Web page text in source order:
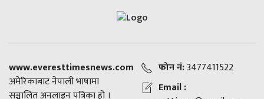
www.everesttimesnews.com
अमेरिकाबाट नेपाली भाषामा
सञ्चालित अनलाइन पत्रिका हो ।
फोन नं:3477411522
Email :